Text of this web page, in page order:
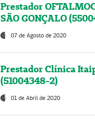
Prestador
SÃO GONÇALO
07 de Agosto de 2020
Prestador Clínica
(51004348-2)
01 de Abril de 2020